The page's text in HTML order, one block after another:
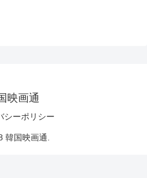
映画通
シーポリシー
韓国映画通.